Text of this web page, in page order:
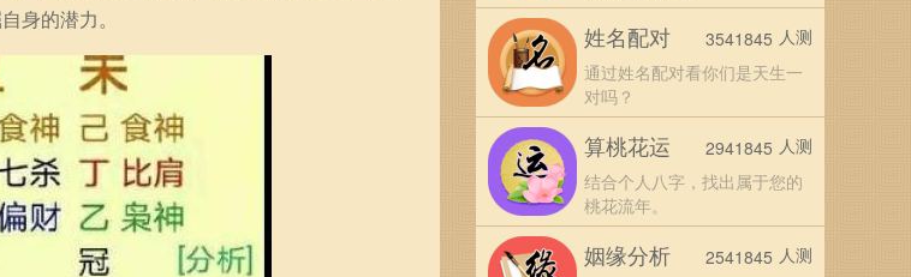
身的潜力。
姓名配对
通过姓名配对看你们是天生一
对吗？
3541845 人测
算桃花运
结合个人八字，找出属于您的
桃花流年。
2941845 人测
姻缘分析 2541845 人测